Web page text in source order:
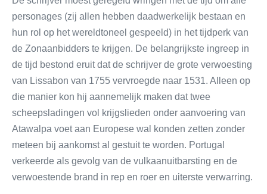
personages (zij allen hebben daadwerkelijk bestaan en
hun rol op het wereldtoneel gespeeld) in het tijdperk van
de Zonaanbidders te krijgen. De belangrijkste ingreep in
de tijd bestond eruit dat de schrijver de grote verwoesting
van Lissabon van 1755 vervroegde naar 1531. Alleen op
die manier kon hij aannemelijk maken dat twee
scheepsladingen vol krijgslieden onder aanvoering van
Atawalpa voet aan Europese wal konden zetten zonder
meteen bij aankomst al gestuit te worden. Portugal
verkeerde als gevolg van de vulkaanuitbarsting en de
verwoestende brand in rep en roer en uiterste verwarring.